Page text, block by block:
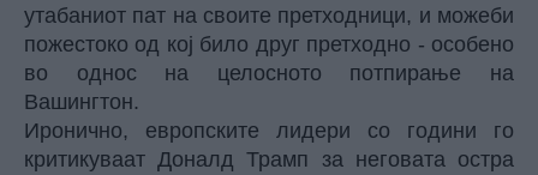
утабаниот пат на своите претходници, и можеби
пожестоко од кој било друг претходно - особено
во однос на целосното потпирање на
Вашингтон.
Иронично, европските лидери со години го
критикуваат Доналд Трамп за неговата остра